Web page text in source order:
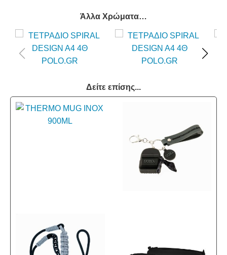
Άλλα Χρώματα…
Δείτε επίσης...